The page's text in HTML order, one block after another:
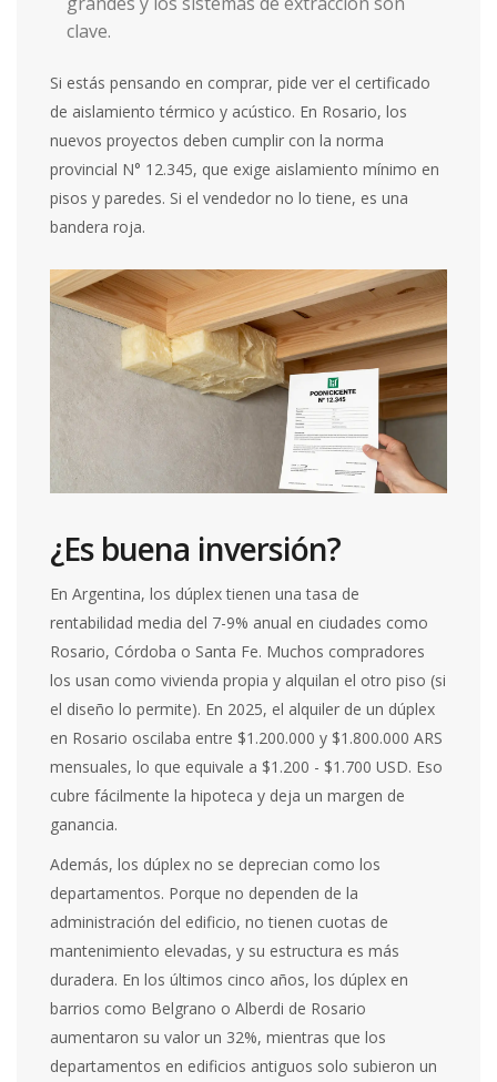
clave.
Si estás pensando en comprar, pide ver el certificado
de aislamiento térmico y acústico. En Rosario, los
nuevos proyectos deben cumplir con la norma
provincial N° 12.345, que exige aislamiento mínimo en
pisos y paredes. Si el vendedor no lo tiene, es una
bandera roja.
¿Es buena inversión?
En Argentina, los dúplex tienen una tasa de
rentabilidad media del 7-9% anual en ciudades como
Rosario, Córdoba o Santa Fe. Muchos compradores
los usan como vivienda propia y alquilan el otro piso (si
el diseño lo permite). En 2025, el alquiler de un dúplex
en Rosario oscilaba entre $1.200.000 y $1.800.000 ARS
mensuales, lo que equivale a $1.200 - $1.700 USD. Eso
cubre fácilmente la hipoteca y deja un margen de
ganancia.
Además, los dúplex no se deprecian como los
departamentos. Porque no dependen de la
administración del edificio, no tienen cuotas de
mantenimiento elevadas, y su estructura es más
duradera. En los últimos cinco años, los dúplex en
barrios como Belgrano o Alberdi de Rosario
aumentaron su valor un 32%, mientras que los
departamentos en edificios antiguos solo subieron un